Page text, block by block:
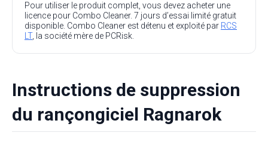
Pour utiliser le produit complet, vous devez acheter une
licence pour Combo Cleaner. 7 jours d’essai limité gratuit
disponible. Combo Cleaner est détenu et exploité par RCS
LT, la société mère de PCRisk.
Instructions de suppression
du rançongiciel Ragnarok